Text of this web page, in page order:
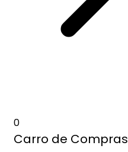
0
Carro de Compras